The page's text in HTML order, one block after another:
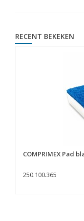
RECENT BEKEKEN
COMPRIMEX Pad
250.100.365